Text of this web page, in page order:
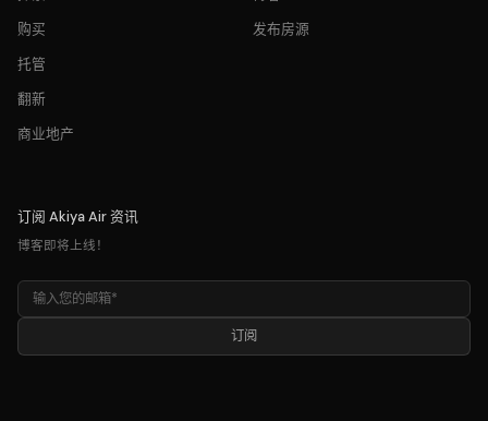
购买
托管
翻新
商业地产
发布房源
订阅 Akiya Air 资讯
博客即将上线！
订阅